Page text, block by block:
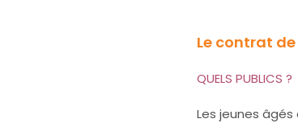
Le contrat
QUELS PUBLICS ?
Les jeunes âgés